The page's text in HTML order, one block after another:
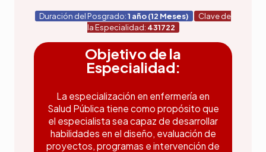
Duración del Posgrado:1 año (12 Meses)
Clave de
la Especialidad: 431722
Objetivo de la
Especialidad:
La especialización en enfermería en
Salud Pública tiene como propósito que
el especialista sea capaz de desarrollar
habilidades en el diseño, evaluación de
proyectos, programas e intervención de